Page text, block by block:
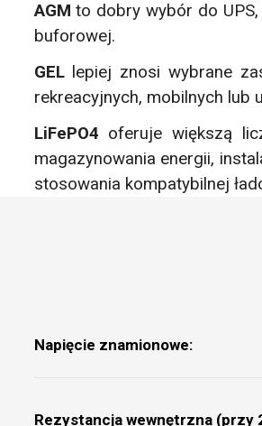
AGM to dobry wybór do
buforowej.
GELlepiej znosi wybrane
rekreacyjnych, mobilnych lub
LiFePO4 oferuje większą
magazynowania energii,
stosowania kompatybilnej
Napięcie znamionowe:
Rezystancja wewnętrzna (przy